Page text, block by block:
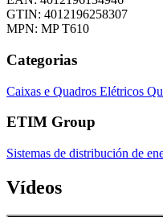
GTIN: 4012196258307
MPN: MP T610
Categorias
Caixas e Quadros Elétricos
ETIM Group
Sistemas de distribución de
Vídeos